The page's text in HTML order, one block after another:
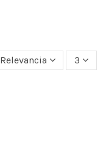
Relevancia 3